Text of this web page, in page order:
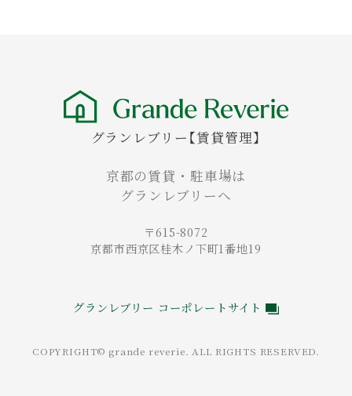
グランレブリー【賃貸管理】
京都の賃貸・駐車場は
グランレブリーへ
〒615-8072
京都市西京区桂木ノ下町1番地19
グランレブリー コーポレートサイト
COPYRIGHT© grande reverie. ALL RIGHTS RESERVED.